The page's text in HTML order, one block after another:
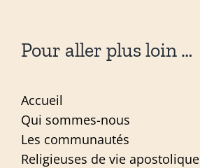
Pour aller plus loin …
Accueil
Qui sommes-nous
Les communautés
Religieuses de vie apostolique